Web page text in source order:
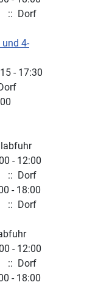
:: Dorf
4-
- 17:30
- 12:00
:: Dorf
- 18:00
:: Dorf
- 12:00
:: Dorf
- 18:00